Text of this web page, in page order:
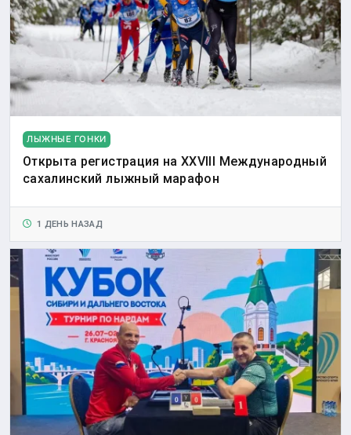
ЛЫЖНЫЕ ГОНКИ
Открыта регистрация на XXVIII Международный
сахалинский лыжный марафон
1 ДЕНЬ НАЗАД